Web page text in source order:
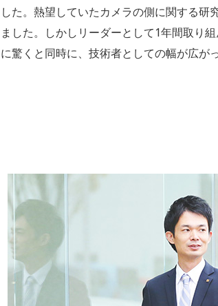
た。熱望していたカメラの側に関する研
した。しかしリーダーとして1年間取り
驚くと同時に、技術者としての幅が広が